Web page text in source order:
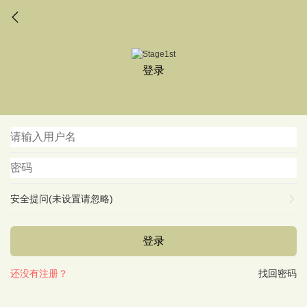
登录
安全提问(未设置请忽略)
登录
找回密码
还没有注册？